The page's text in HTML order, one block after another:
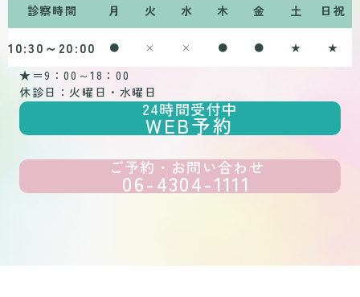
診察時間 月 火 水 木 金 土 日祝
10:30～20:00 ● × × ● ● ★ ★
★＝9：00～18：00
休診日：火曜日・水曜日
24時間受付中
WEB予約
ご予約・お問い合わせ
06-4304-1111